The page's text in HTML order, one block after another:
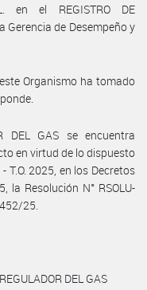
en el REGISTRO DE
Gerencia de Desempeño y
Organismo ha tomado
DEL GAS se encuentra
en virtud de lo dispuesto
T.O. 2025, en los Decretos
la Resolución N° RSOLU-
25.
DEL GAS